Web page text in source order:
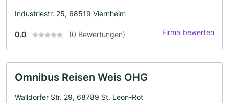
Industriestr. 25, 68519 Viernheim
0.0 (0 Bewertungen) Firma bewerten
Omnibus Reisen Weis OHG
Walldorfer Str. 29, 68789 St. Leon-Rot